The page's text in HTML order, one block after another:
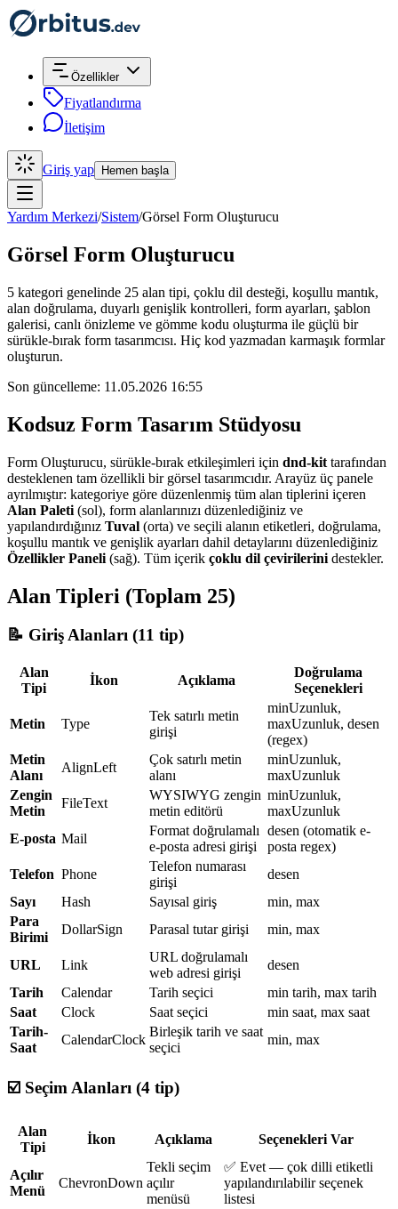
Özellikler
Fiyatlandırma
İletişim
Giriş yap Hemen başla
Yardım Merkezi/Sistem/Görsel Form Oluşturucu
Görsel Form Oluşturucu
5 kategori genelinde 25 alan tipi, çoklu dil desteği, koşullu mantık,
alan doğrulama, duyarlı genişlik kontrolleri, form ayarları, şablon
galerisi, canlı önizleme ve gömme kodu oluşturma ile güçlü bir
sürükle-bırak form tasarımcısı. Hiç kod yazmadan karmaşık formlar
oluşturun.
Son güncelleme: 11.05.2026 16:55
Kodsuz Form Tasarım Stüdyosu
Form Oluşturucu, sürükle-bırak etkileşimleri için dnd-kit tarafından
desteklenen tam özellikli bir görsel tasarımcıdır. Arayüz üç panele
ayrılmıştır: kategoriye göre düzenlenmiş tüm alan tiplerini içeren
Alan Paleti (sol), form alanlarınızı düzenlediğiniz ve
yapılandırdığınız Tuval (orta) ve seçili alanın etiketleri, doğrulama,
koşullu mantık ve genişlik ayarları dahil detaylarını düzenlediğiniz
Özellikler Paneli (sağ). Tüm içerik çoklu dil çevirilerini destekler.
Alan Tipleri (Toplam 25)
📝 Giriş Alanları (11 tip)
Alan
Tipi
İkon Açıklama
Doğrulama
Seçenekleri
Metin Type
Tek satırlı metin
girişi
minUzunluk,
maxUzunluk, desen
(regex)
Metin
Alanı
AlignLeft
Çok satırlı metin
alanı
minUzunluk,
maxUzunluk
Zengin
Metin
FileText
WYSIWYG zengin
metin editörü
minUzunluk,
maxUzunluk
E-posta Mail
Format doğrulamalı
e-posta adresi girişi
desen (otomatik e-
posta regex)
Telefon Phone
Telefon numarası
girişi
desen
Sayı
Hash Sayısal giriş
min, max
Para
Birimi
DollarSign Parasal tutar girişi min, max
URL Link
URL doğrulamalı
web adresi girişi
desen
Tarih
Calendar Tarih seçici
min tarih, max tarih
Saat
Clock Saat seçici
min saat, max saat
Tarih-
Saat
CalendarClock
Birleşik tarih ve saat
seçici
min, max
☑️ Seçim Alanları (4 tip)
Alan
Tipi
İkon Açıklama Seçenekleri Var
Açılır
Menü
ChevronDown
Tekli seçim
açılır
menüsü
✅ Evet — çok dilli etiketli
yapılandırılabilir seçenek
listesi